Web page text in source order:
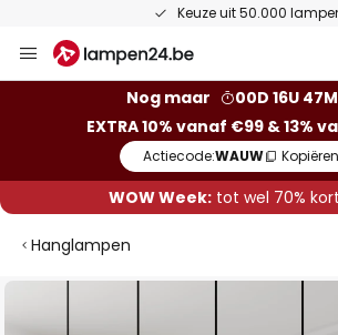
Keuze uit 50.000
naar
Nog maar
00D 16U
EXTRA 10% vanaf €99 & 13%
Actiecode:WAUW Kopiëren
WOW Week:tot wel 70%
Hanglampen
Ga